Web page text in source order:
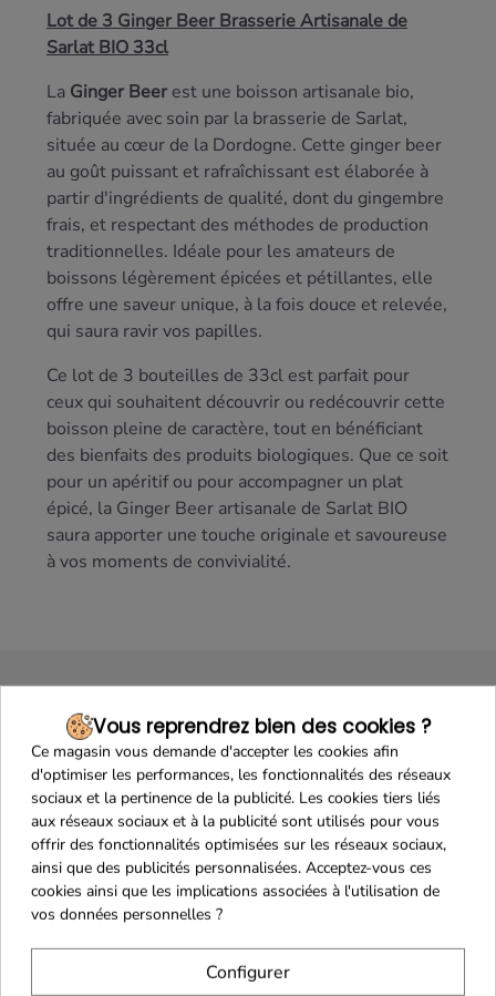
Lot de 3 Ginger Beer Brasserie Artisanale de
Sarlat BIO 33cl
La Ginger Beer est une boisson artisanale bio,
fabriquée avec soin par la brasserie de Sarlat,
située au cœur de la Dordogne. Cette ginger beer
au goût puissant et rafraîchissant est élaborée à
partir d'ingrédients de qualité, dont du gingembre
frais, et respectant des méthodes de production
traditionnelles. Idéale pour les amateurs de
boissons légèrement épicées et pétillantes, elle
offre une saveur unique, à la fois douce et relevée,
qui saura ravir vos papilles.
Ce lot de 3 bouteilles de 33cl est parfait pour
ceux qui souhaitent découvrir ou redécouvrir cette
boisson pleine de caractère, tout en bénéficiant
des bienfaits des produits biologiques. Que ce soit
pour un apéritif ou pour accompagner un plat
épicé, la Ginger Beer artisanale de Sarlat BIO
saura apporter une touche originale et savoureuse
à vos moments de convivialité.
Maison Familiale Paiement Sécurisé
Franco de port 79€ Livraison 24h/48h
Vous reprendrez bien des cookies ?
Ce magasin vous demande d'accepter les cookies afin
d'optimiser les performances, les fonctionnalités des réseaux
sociaux et la pertinence de la publicité. Les cookies tiers liés
aux réseaux sociaux et à la publicité sont utilisés pour vous
offrir des fonctionnalités optimisées sur les réseaux sociaux,
ainsi que des publicités personnalisées. Acceptez-vous ces
cookies ainsi que les implications associées à l'utilisation de
vos données personnelles ?
Configurer